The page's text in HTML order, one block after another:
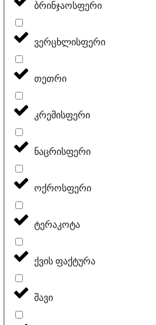
ბრინჯაოსფერი
ვერცხლისფერი
თეთრი
კრემისფერი
ნაცრისფერი
ოქროსფერი
ტერაკოტა
ქვის ფაქტურა
შავი